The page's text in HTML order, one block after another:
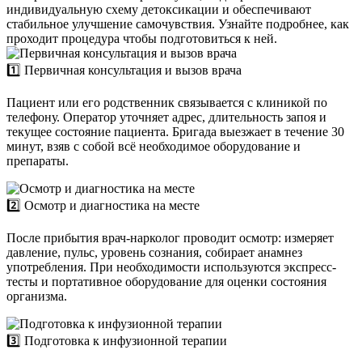
индивидуальную схему детоксикации и обеспечивают
стабильное улучшение самочувствия. Узнайте подробнее, как
проходит процедура чтобы подготовиться к ней.
1️⃣ Первичная консультация и вызов врача
Пациент или его родственник связывается с клиникой по
телефону. Оператор уточняет адрес, длительность запоя и
текущее состояние пациента. Бригада выезжает в течение 30
минут, взяв с собой всё необходимое оборудование и
препараты.
2️⃣ Осмотр и диагностика на месте
После прибытия врач-нарколог проводит осмотр: измеряет
давление, пульс, уровень сознания, собирает анамнез
употребления. При необходимости используются экспресс-
тесты и портативное оборудование для оценки состояния
организма.
3️⃣ Подготовка к инфузионной терапии